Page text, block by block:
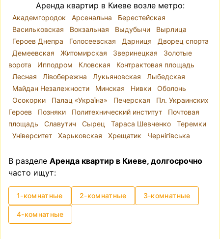
Киев разделён на десять районов. Река Днепр
делит город так, что районы Голосеевский,
Оболонский, Печерский, Подольский,
Святошинский, Соломенский и
Шевченковский находятся на правом берегу, а
Дарницкий, Деснянский и Днепровский — на
левом. Однако при выборе места для аренды
квартиры лучше ориентироваться на
микрорайоны, так как административные
районы часто включают в себя варианты
разного уровня комфорта и класса жилья.
Например, Шевченковский район включает
расположенные ближе к окраинам города.
Ключевую роль в инфраструктуре города
играет метро. Из-за пробок на дорогах метро
часто является удобным видом транспорта.
Поэтому, если вы впервые выбираете
квартиру для долгосрочной аренды, близость
Аренда квартир в Киеве возле метро:
Академгородок Арсенальна
Берестейская
Васильковская
Вокзальная Выдубычи
Вырлица
Героев Днепра
Голосеевская Дарниця
Дворец спорта
Демеевская
Житомирская Зверинецкая
Золотые
ворота
Ипподром Кловская
Контрактовая площадь
Лесная
Лівобережна Лукьяновская
Лыбедская
Майдан Незалежности
Минская Нивки
Оболонь
Осокорки
Палац «Україна» Печерская
Пл. Украинских
Героев
Позняки Политехнический институт
Почтовая
площадь
Славутич Сырец Тараса Шевченко
Теремки
Університет
Харьковская Хрещатик Чернігівська
В разделе Аренда квартир в Киеве, долгосрочно
часто ищут:
1-комнатные 2-комнатные 3-комнатные
4-комнатные